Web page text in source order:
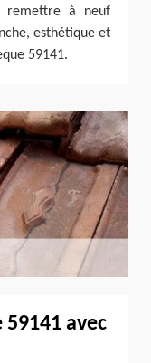
remettre à neuf
esthétique et
59141.
avec